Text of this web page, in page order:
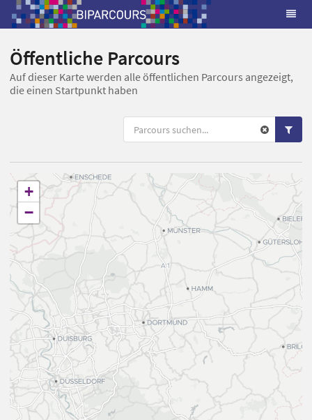
Öffentliche Parcours
Auf dieser Karte werden alle öffentlichen Parcours angezeigt,
die einen Startpunkt haben
+
−